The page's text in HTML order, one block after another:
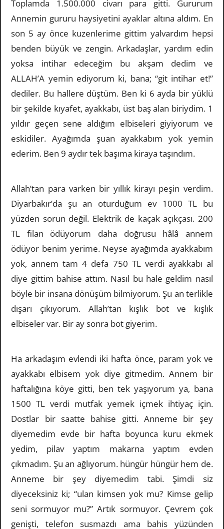
Toplamda 1.500.000 civarı para gitti. Gururum
Annemin gururu haysiyetini ayaklar altına aldım. En
son 5 ay önce kuzenlerime gittim yalvardım hepsi
benden büyük ve zengin. Arkadaşlar, yardım edin
yoksa intihar edeceğim bu akşam dedim ve
ALLAH’A yemin ediyorum ki, bana; “git intihar et!”
dediler. Bu hallere düştüm. Ben ki 6 ayda bir yüklü
bir şekilde kıyafet, ayakkabı, üst baş alan biriydim. 1
yıldır geçen sene aldığım elbiseleri giyiyorum ve
eskidiler. Ayağımda şuan ayakkabım yok yemin
ederim. Ben 9 aydır tek başıma kiraya taşındım.
Allah’tan para varken bir yıllık kirayı peşin verdim.
Diyarbakır’da şu an oturduğum ev 1000 TL bu
yüzden sorun değil. Elektrik de kaçak açıkçası. 200
TL filan ödüyorum daha doğrusu hâlâ annem
ödüyor benim yerime. Neyse ayağımda ayakkabım
yok, annem tam 4 defa 750 TL verdi ayakkabı al
diye gittim bahise attım. Nasıl bu hale geldim nasıl
böyle bir insana dönüşüm bilmiyorum. Şu an terlikle
dışarı çıkıyorum. Allah’tan kışlık bot ve kışlık
elbiseler var. Bir ay sonra bot giyerim.
Ha arkadaşım evlendi iki hafta önce, param yok ve
ayakkabı elbisem yok diye gitmedim. Annem bir
haftalığına köye gitti, ben tek yaşıyorum ya, bana
1500 TL verdi mutfak yemek içmek ihtiyaç için.
Dostlar bir saatte bahise gitti. Anneme bir şey
diyemedim evde bir hafta boyunca kuru ekmek
yedim, pilav yaptım makarna yaptım evden
çıkmadım. Şu an ağlıyorum. hüngür hüngür hem de.
Anneme bir şey diyemedim tabi. Şimdi siz
diyeceksiniz ki; “ulan kimsen yok mu? Kimse gelip
seni sormuyor mu?” Artık sormuyor. Çevrem çok
genişti, telefon susmazdı ama bahis yüzünden